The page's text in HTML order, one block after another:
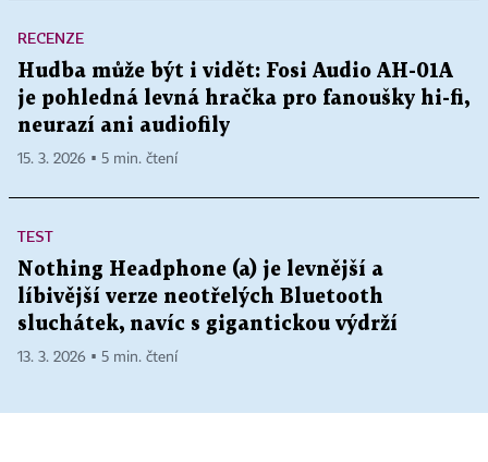
RECENZE
Hudba může být i vidět: Fosi Audio AH-01A
je pohledná levná hračka pro fanoušky hi-fi,
neurazí ani audiofily
15. 3. 2026 ▪ 5 min. čtení
TEST
Nothing Headphone (a) je levnější a
líbivější verze neotřelých Bluetooth
sluchátek, navíc s gigantickou výdrží
13. 3. 2026 ▪ 5 min. čtení